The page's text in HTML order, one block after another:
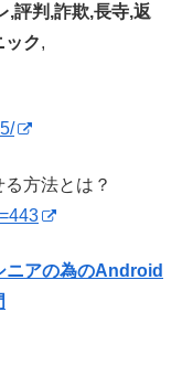
,評判,詐欺,長寺,返
ック,
方法とは？
ニアの為のAndroid